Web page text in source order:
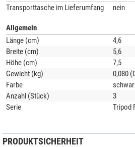
Transporttasche im Lieferumfang
nein
Allgemein
Länge (cm)
4,6
Breite (cm)
5,6
Höhe (cm)
7,5
Gewicht (kg)
0,080
Farbe
Anzahl (Stück)
3
Serie
Tripod
PRODUKTSICHERHEIT